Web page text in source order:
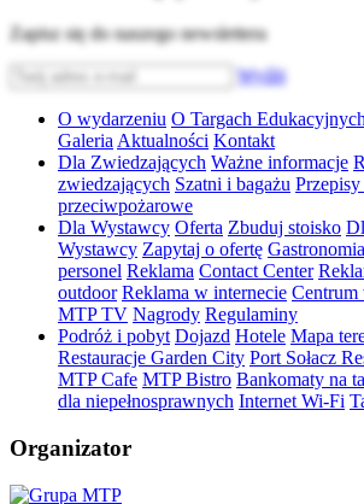
Zapisz się do naszego newslettera
Wyślij
O wydarzeniu O Targach Edukacyjnych
Galeria Aktualności Kontakt
Dla Zwiedzających Ważne informacje
zwiedzających Szatni i bagażu
przeciwpożarowe
Dla Wystawcy Oferta Zbuduj stoisko
Wystawcy Zapytaj o ofertę Gastronomia
personel Reklama Contact Center
outdoor Reklama w internecie Centrum
MTP TV Nagrody Regulaminy
Podróż i pobyt Dojazd Hotele Mapa
Restauracje Garden City Port Sołacz
MTP Cafe MTP Bistro Bankomaty na
dla niepełnosprawnych Internet Wi-Fi
Organizator